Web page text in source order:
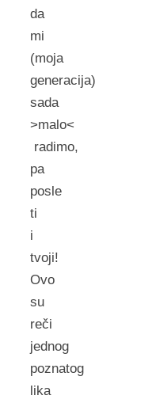
da
mi
(moja
generacija)
sada
>malo<
radimo,
pa
posle
ti
i
tvoji!
Ovo
su
reči
jednog
poznatog
lika